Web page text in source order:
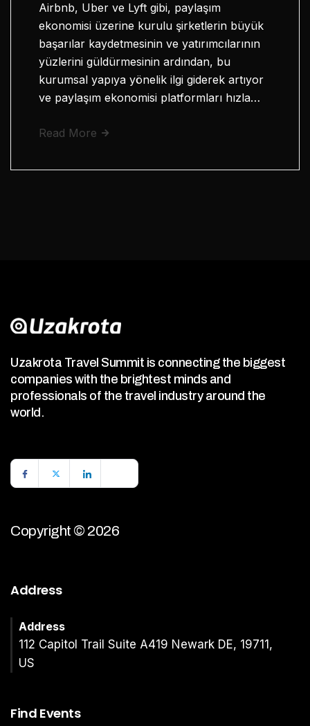
Airbnb, Uber ve Lyft gibi, paylaşım
ekonomisi üzerine kurulu şirketlerin büyük
başarılar kaydetmesinin ve yatırımcılarının
yüzlerini güldürmesinin ardından, bu
kurumsal yapıya yönelik ilgi giderek artıyor
ve paylaşım ekonomisi platformları hızla…
Read More
Uzakrota Travel Summit is connecting the biggest
companies with the brightest minds and
professionals of the travel industry around the
world.
Copyright © 2026
Address
Address
112 Capitol Trail Suite A419 Newark DE, 19711,
US
Find Events